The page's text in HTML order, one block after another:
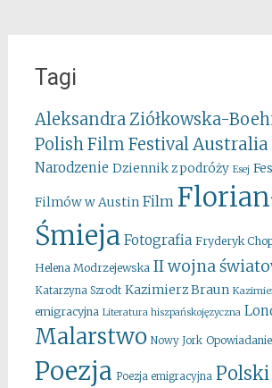
Tagi
Aleksandra Ziółkowska-
Polish Film FestivalAustralia
Narodzenie Dziennik z podróży Esej
Filmów w Austin Film
Śmieja Fotografia Fryderyk
Helena Modrzejewska II wojna
Katarzyna Szrodt Kazimierz Braun
emigracyjna Literatura hiszpańskojęzyczna
Malarstwo Nowy Jork Opowiadanie
Poezja Poezja emigracyjna